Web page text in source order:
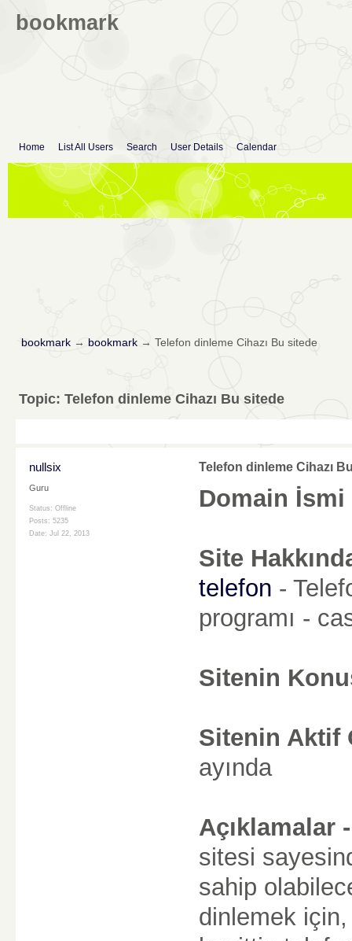
bookmark
Home List All Users Search User Details Calendar
bookmark→ bookmark→ Telefon dinleme Cihazı Bu sitede
Topic: Telefon dinleme Cihazı Bu sitede
nullsix
Guru
Status: Offline
Posts: 5235
Date: Jul 22, 2013
Telefon dinleme Cihazı
Domain İsmi
Site
telefon -
programı -
Sitenin
Sitenin Aktif
ayında
Açıklamalar
sitesi
sahip
dinlemek